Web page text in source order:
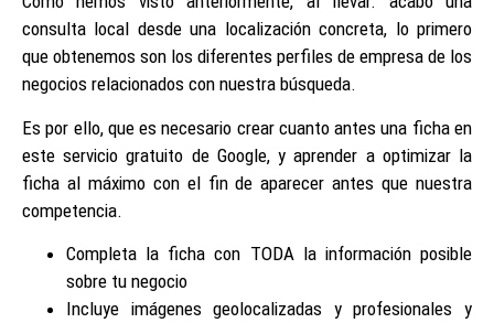
consulta local desde una localización concreta, lo primero
que obtenemos son los diferentes perfiles de empresa de los
negocios relacionados con nuestra búsqueda.
Es por ello, que es necesario crear cuanto antes una ficha en
este servicio gratuito de Google, y aprender a optimizar la
ficha al máximo con el fin de aparecer antes que nuestra
competencia.
Completa la ficha con TODA la información posible
sobre tu negocio
Incluye imágenes geolocalizadas y profesionales y